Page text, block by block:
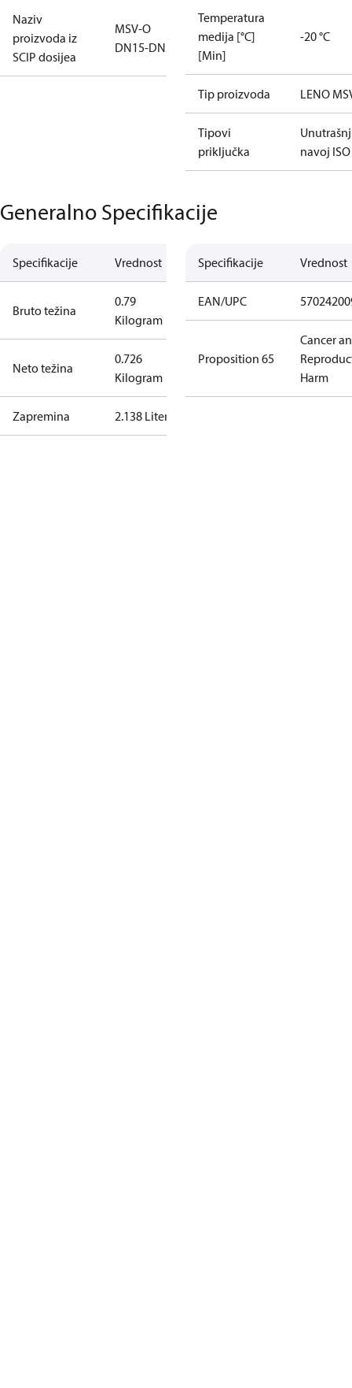
Naziv
proizvoda iz
SCIP dosijea
MSV-O
DN15-DN50
Temperatura
medija [°C]
[Min]
-20 °C
Tip proizvoda LENO
Tipovi
priključka
navoj
Generalno Specifikacije
Specifikacije Vrednost
Bruto težina
0.79
Kilogram
Neto težina
0.726
Kilogram
Zapremina 2.138 Liter
Specifikacije Vrednost
EAN/UPC
Proposition 65
Cancer
Harm